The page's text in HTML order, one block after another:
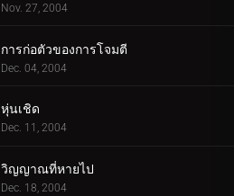
Nov. 27, 2004
การก่อตัวของการโจมตี
Dec. 04, 2004
หุ่นเชิด
Dec. 11, 2004
วิญญาณที่หายไป
Dec. 18, 2004